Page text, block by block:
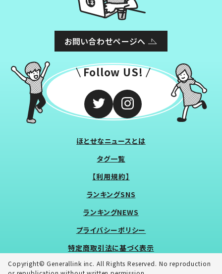
お問い合わせページへ
Follow US!
ほとせなニュースとは
タグ一覧
【利用規約】
ランキングSNS
ランキングNEWS
プライバシーポリシー
特定商取引法に基づく表示
Copyright© Generallink inc. All Rights Reserved. No reproduction